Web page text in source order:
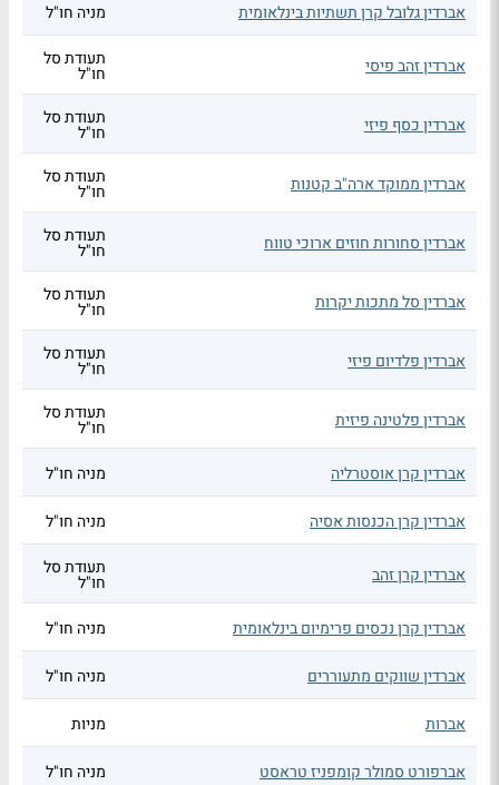
אברדין גלובל קרן תשתיות בינלאומית מניה חו"ל
אברדין זהב פיסי תעודת סל
חו"ל
אברדין כסף פיזי תעודת סל
חו"ל
אברדין ממוקד ארה"ב קטנות תעודת סל
חו"ל
אברדין סחורות חוזים ארוכי טווח תעודת סל
חו"ל
אברדין סל מתכות יקרות תעודת סל
חו"ל
אברדין פלדיום פיזי תעודת סל
חו"ל
אברדין פלטינה פיזית תעודת סל
חו"ל
אברדין קרן אוסטרליה
מניה חו"ל
אברדין קרן הכנסות אסיה מניה חו"ל
אברדין קרן זהב תעודת סל
חו"ל
אברדין קרן נכסים פרימיום בינלאומית
מניה חו"ל
אברדין שווקים מתעוררים מניה חו"ל
אברות מניות
אברפורט סמולר קומפניז טראסט מניה חו"ל